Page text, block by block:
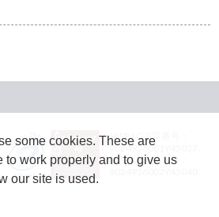
JASRAC許諾番号：
9024936001Y45037
JASRAC許諾番号：
some cookies. These are
to work properly and to give us
our site is used.